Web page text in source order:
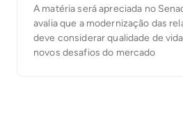
A matéria será apreciada no
avalia que a modernização das
deve considerar qualidade de
novos desafios do mercado